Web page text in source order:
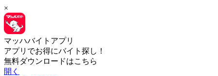
×
マッハバイトアプリ
アプリでお得にバイト探し！
無料ダウンロードはこちら
開く